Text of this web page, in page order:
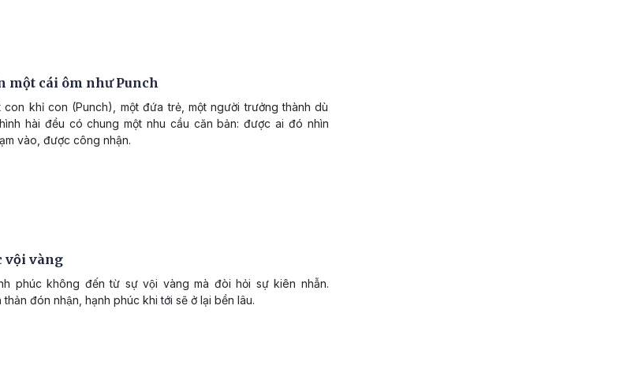
một cái ôm như Punch
con khỉ con (Punch), một đứa trẻ, một người trưởng thành dù
hài đều có chung một nhu cầu căn bản: được ai đó nhìn
vào, được công nhận.
vội vàng
phúc không đến từ sự vội vàng mà đòi hỏi sự kiên nhẫn.
thản đón nhận, hạnh phúc khi tới sẽ ở lại bền lâu.